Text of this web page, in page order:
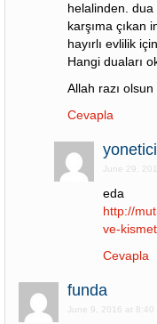
helalinden.
karşıma çıkan
hayırlı evlilik
Hangi duaları
Allah razı olsun
Cevapla
yonetici
June 29,
eda
http://
ve-
Cevapla
funda
June 9, 2016 at 8:40